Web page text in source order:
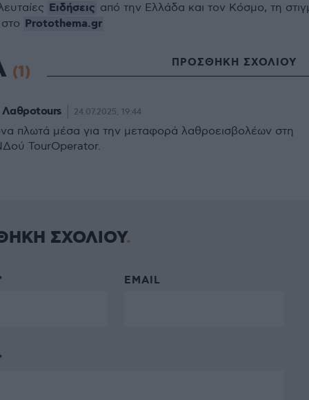
Ειδήσεις από την Ελλάδα και τον Κόσμο, τη
Protothema.gr
(1) ΠΡΟΣΘΗΚΗ ΣΧΟΛΙΟΥ
Λαθροtours 24.07.2025, 19:44
πλωτά μέσα για την μεταφορά λαθροεισβολέων στη
TourOperator.
ΣΧΟΛΙΟΥ
EMAIL